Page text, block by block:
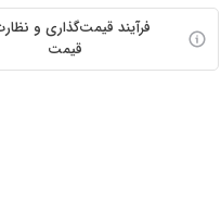
فرآیند قیمت‌گذاری و
قیمت